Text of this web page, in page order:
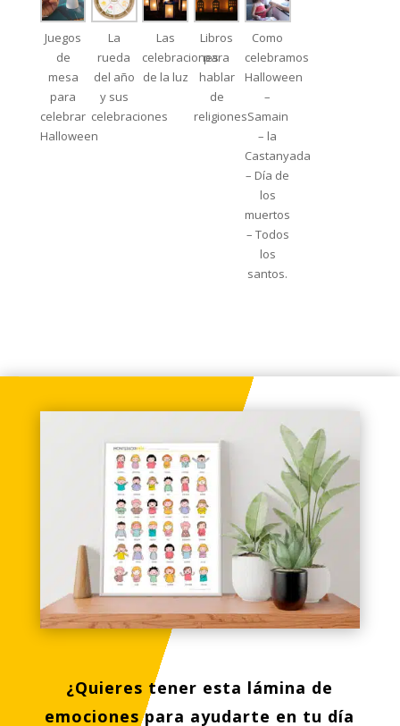
Juegos
de
mesa
para
celebrar
Halloween
La
rueda
del año
y sus
celebraciones
Las
celebraciones
de la luz
Libros
para
hablar
de
religiones
Como
celebramos
Halloween
–
Samain
– la
Castanyada
– Día de
los
muertos
– Todos
los
santos.
¿Quieres tener esta lámina de
emociones para ayudarte en tu día